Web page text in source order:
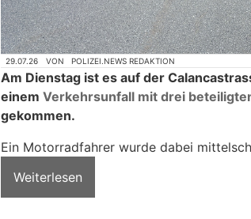
29.07.26 VON POLIZEI.NEWS REDAKTION
Am Dienstag ist es auf der
einem Verkehrsunfall mit drei
gekommen.
Ein Motorradfahrer wurde dabei
Weiterlesen